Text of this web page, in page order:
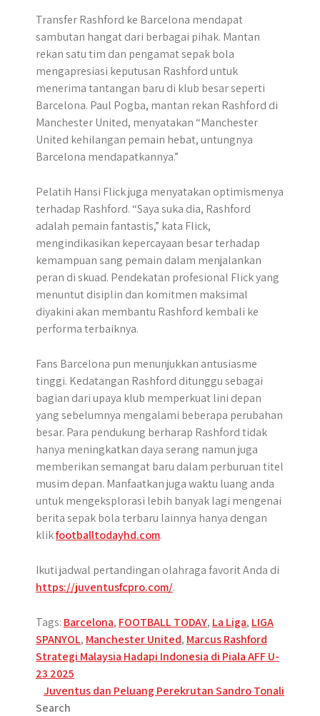
Transfer Rashford ke Barcelona mendapat
sambutan hangat dari berbagai pihak. Mantan
rekan satu tim dan pengamat sepak bola
mengapresiasi keputusan Rashford untuk
menerima tantangan baru di klub besar seperti
Barcelona. Paul Pogba, mantan rekan Rashford di
Manchester United, menyatakan “Manchester
United kehilangan pemain hebat, untungnya
Barcelona mendapatkannya.”
Pelatih Hansi Flick juga menyatakan optimismenya
terhadap Rashford. “Saya suka dia, Rashford
adalah pemain fantastis,” kata Flick,
mengindikasikan kepercayaan besar terhadap
kemampuan sang pemain dalam menjalankan
peran di skuad. Pendekatan profesional Flick yang
menuntut disiplin dan komitmen maksimal
diyakini akan membantu Rashford kembali ke
performa terbaiknya.
Fans Barcelona pun menunjukkan antusiasme
tinggi. Kedatangan Rashford ditunggu sebagai
bagian dari upaya klub memperkuat lini depan
yang sebelumnya mengalami beberapa perubahan
besar. Para pendukung berharap Rashford tidak
hanya meningkatkan daya serang namun juga
memberikan semangat baru dalam perburuan titel
musim depan. Manfaatkan juga waktu luang anda
untuk mengeksplorasi lebih banyak lagi mengenai
berita sepak bola terbaru lainnya hanya dengan
klikfootballtodayhd.com.
Ikuti jadwal pertandingan olahraga favorit Anda di
https://juventusfcpro.com/.
Tags: Barcelona, FOOTBALL TODAY, La Liga, LIGA
SPANYOL, Manchester United, Marcus Rashford
Post
navigation
Strategi Malaysia Hadapi Indonesia di Piala AFF U-
23 2025
Juventus dan Peluang Perekrutan Sandro Tonali
Search